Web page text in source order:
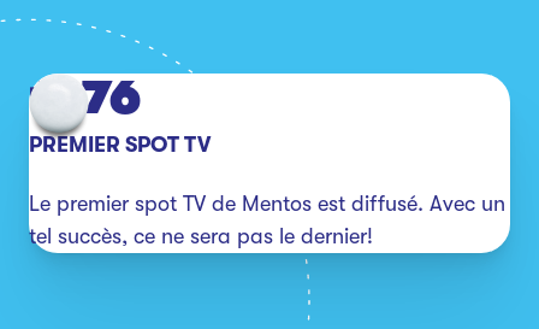
1976
PREMIER SPOT TV
Le premier spot TV de Mentos est diffusé. Avec un